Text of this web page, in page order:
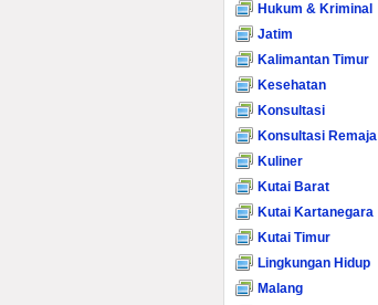
Hukum & Kriminal
Jatim
Kalimantan Timur
Kesehatan
Konsultasi
Konsultasi Remaja
Kuliner
Kutai Barat
Kutai Kartanegara
Kutai Timur
Lingkungan Hidup
Malang